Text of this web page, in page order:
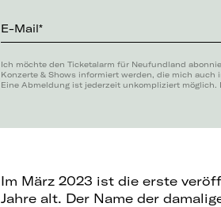
E-Mail*
Ich möchte den Ticketalarm für Neufundland
Konzerte & Shows informiert werden, die mich
Eine Abmeldung ist jederzeit unkompliziert
Im März 2023 ist die erste
Jahre alt. Der Name der